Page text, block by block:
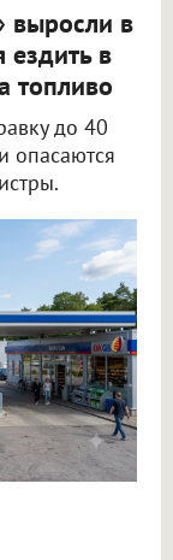
выросли в
ездить в
топливо
до 40
опасаются